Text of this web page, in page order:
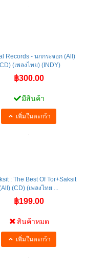
(CD) (เพลงไทย) (INDY)
฿300.00
มีสินค้า
(All) (CD) (เพลงไทย ...
฿199.00
สินค้าหมด